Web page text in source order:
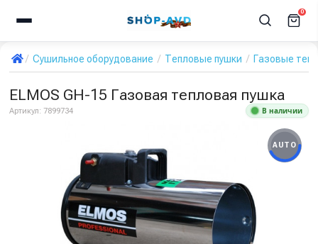
0
Сушильное оборудование Тепловые пушки Газовые
ELMOS GH-15 Газовая тепловая пушка
Артикул: 7899734 В наличии
AUTO